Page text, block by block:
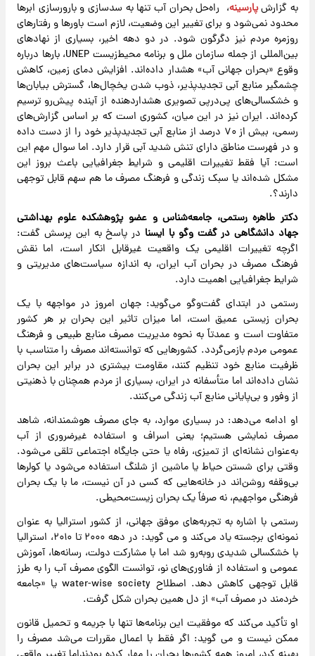
به گزارشپارسینه، راه‌حل بحران آب تنها به سدسازی و بارورسازی ابرها
محدود نمی‌شود و برای تغییر این وضعیت، لازم است باورها و رفتارهای
روزمره مردم نیز دگرگون شود. در دو دهه اخیر، بسیاری از نهادهای
بین‌المللی از جمله سازمان ملل و برنامه محیط‌زیست UNEP، بارها درباره
وقوع «بحران جهانی آب» هشدار داده‌اند. افزایش دمای زمین، کاهش
چشمگیر منابع آبی تجدیدپذیر، ذوب شدن یخچال‌ها، گسترش بیابان‌ها
و خشکسالی‌های پی‌درپی تصویری هشداردهنده از آینده پیش‌رو ترسیم
کرده‌اند. ایران نیز در این میان، کشوری است که بر اساس گزارش‌های
رسمی، بیش از ۷۰ درصد از منابع آبی تجدیدپذیر خود را از دست داده
و در فهرست مناطق دارای تنش شدید آبی قرار دارد. اما سوال مهم این
است: آیا فقط تغییرات اقلیمی و شرایط جغرافیایی باعث بروز این
مشکل شده‌اند یا سبک زندگی و فرهنگ مصرف ما هم سهم قابل توجهی
دارند؟.
دکتر طاهره رستمی، جامعه‌شناس و عضو پژوهشکده علوم بهداشتی
جهاد دانشگاهی در گفت وگو با ایسنا در پاسخ به این پرسش گفت:
اگرچه تغییرات اقلیمی یک واقعیت غیرقابل انکار است، اما نقش
فرهنگ مصرف در بحران آب ایران، به اندازه سیاست‌های مدیریتی و
شرایط جغرافیایی اهمیت دارد.
رستمی در ابتدای گفت‌وگو می‌گوید: جهان امروز در مواجهه با یک
بحران زیستی عمیق است، اما میزان تاثیر این بحران بر هر کشور
متفاوت است و عمدتاً به نحوه مدیریت مصرف منابع طبیعی و فرهنگ
عمومی مردم بازمی‌گردد. کشورهایی که توانسته‌اند مصرف را متناسب با
ظرفیت منابع خود تنظیم کنند، مقاومت بیشتری در برابر این بحران
نشان داده‌اند اما متأسفانه در ایران، بسیاری از مردم همچنان با ذهنیتی
از وفور و بی‌پایانی منابع آب زندگی می‌کنند.
او ادامه می‌دهد: در بسیاری موارد، به جای مصرف هوشمندانه، شاهد
مصرف نمایشی هستیم؛ یعنی اسراف و استفاده غیرضروری از آب
به‌عنوان نشانه‌ای از تمیزی، رفاه یا حتی جایگاه اجتماعی تلقی می‌شود.
وقتی برای شستن حیاط یا ماشین از شلنگ استفاده می‌شود یا کولرها
بی‌وقفه روشن‌اند در خانه‌هایی که کسی در آن نیست، ما با یک بحران
فرهنگی مواجهیم، نه صرفاً یک بحران زیست‌محیطی.
رستمی با اشاره به تجربه‌های موفق جهانی، از کشور استرالیا به عنوان
نمونه‌ای برجسته یاد می‌کند و می گوید: در دهه ۲۰۰۰ تا ۲۰۱۰، استرالیا
با خشکسالی شدیدی روبه‌رو شد اما با مشارکت دولت، رسانه‌ها، آموزش
عمومی و استفاده از فناوری‌های نو، توانست الگوی مصرف آب را به طرز
قابل توجهی کاهش دهد. اصطلاح water-wise society یا «جامعه
خردمند در مصرف آب» از دل همین بحران شکل گرفت.
او تأکید می‌کند که موفقیت این برنامه‌ها تنها با جریمه و تحمیل قانون
ممکن نیست و می گوید: اگر فقط با اعمال مقررات می‌شد مصرف را